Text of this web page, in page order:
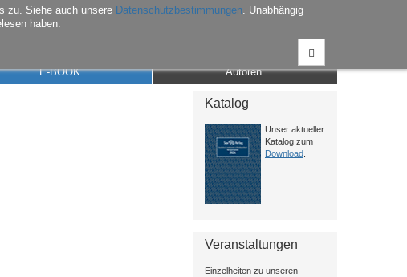
zu. Siehe auch unsere Datenschutzbestimmungen. Unabhängig
haben.
E-BOOK Autoren
Katalog
Unser aktueller
Katalog zum
Download
Veranstaltungen
Einzelheiten zu unseren